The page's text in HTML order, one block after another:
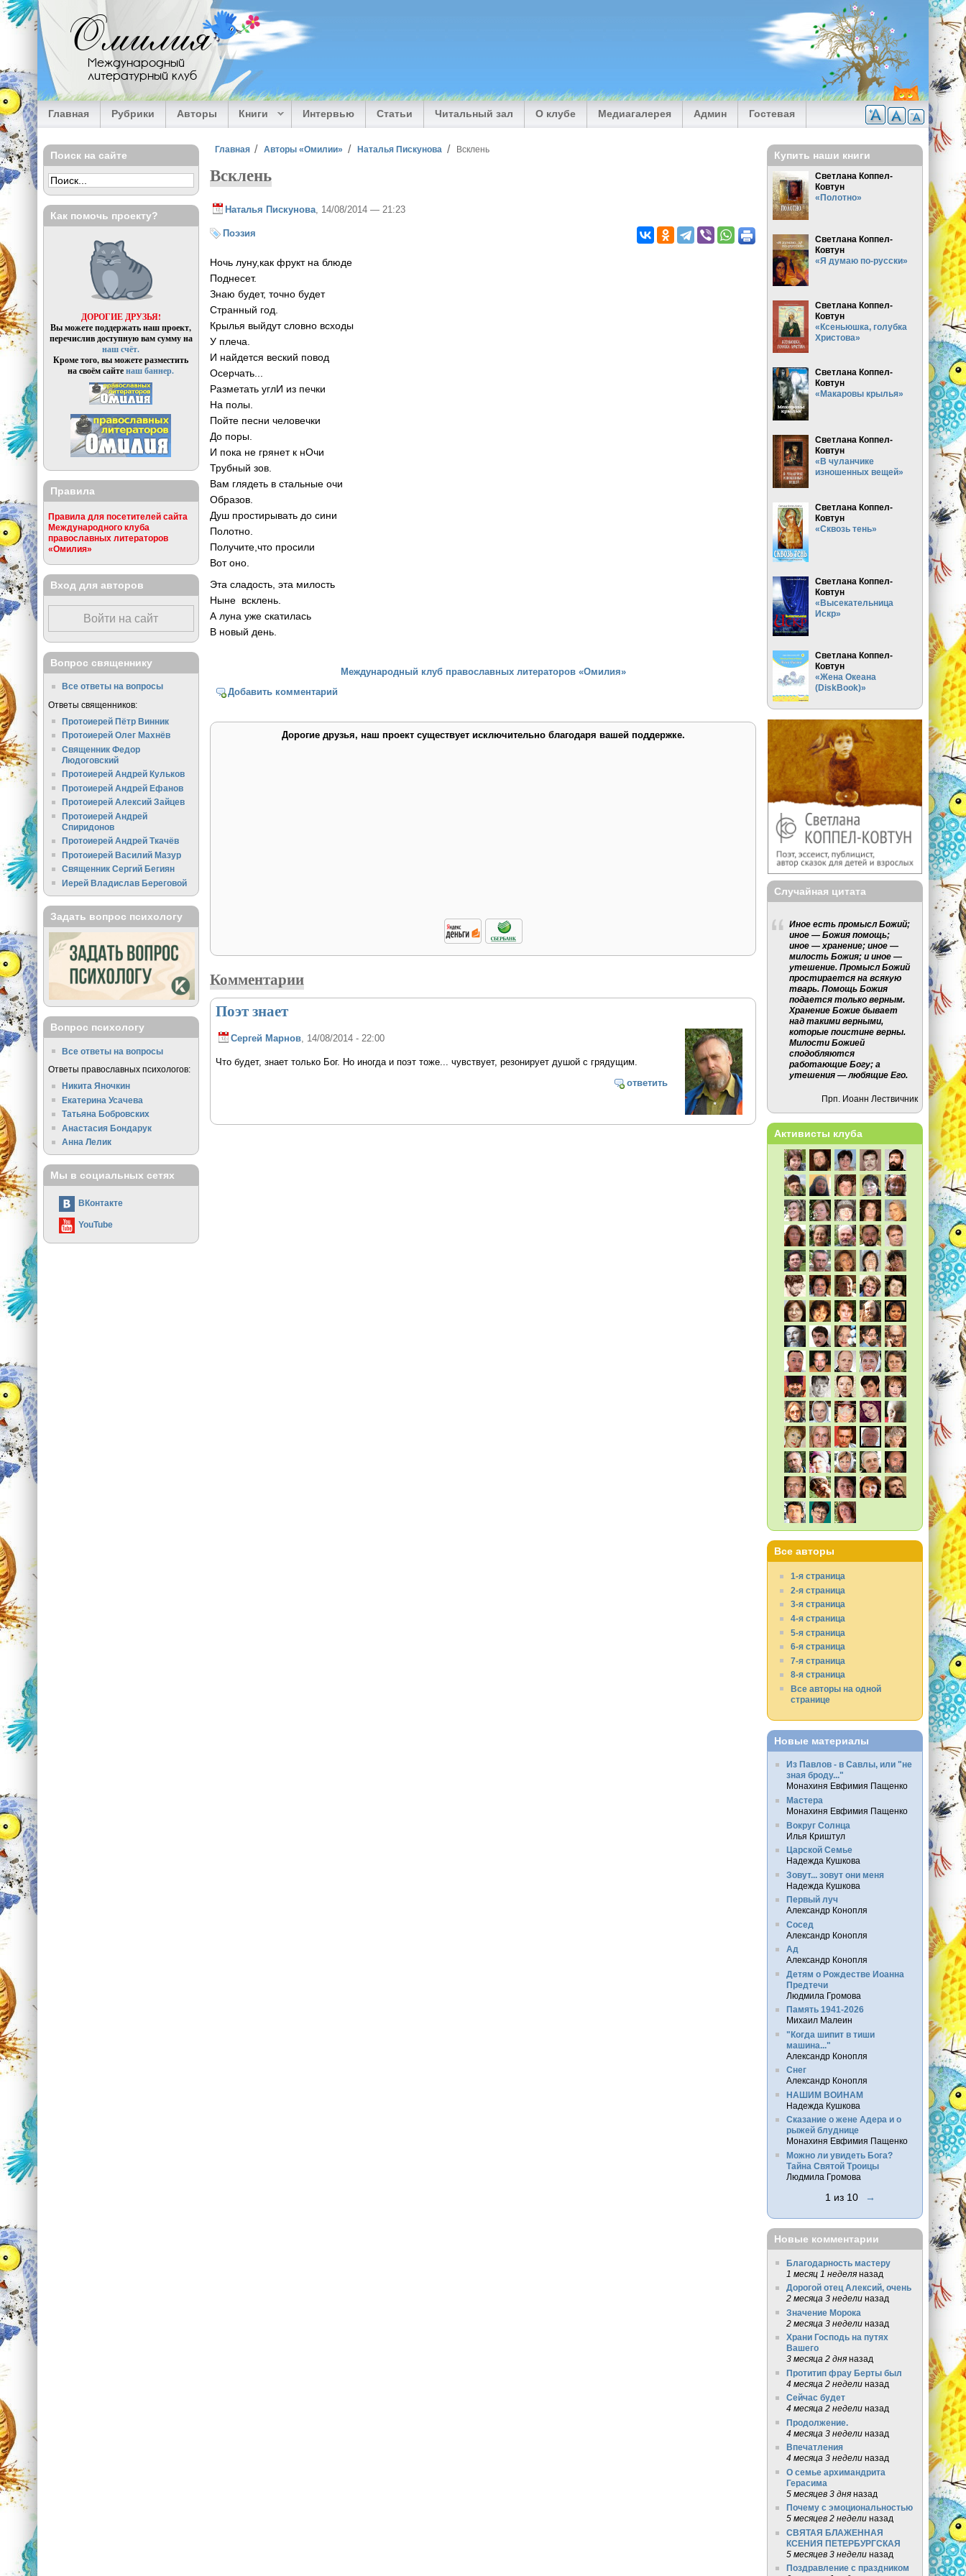
Перейти к основному содержанию
Омилия
Международный
литературный клуб
Главная Рубрики Авторы Книги Интервью Статьи Читальный зал О клубе Медиагалерея Админ Гостевая
Вы здесь
Главная Авторы «Омилии» Наталья Пискунова Всклень
Всклень
Наталья Пискунова , 14/08/2014 — 21:23
Поэзия
Ночь луну,как фрукт на блюде
Поднесет.
Знаю будет, точно будет
Странный год.
Крылья выйдут словно всходы
У плеча.
И найдется веский повод
Осерчать...
Разметать углИ из печки
На полы.
Пойте песни человечки
До поры.
И пока не грянет к нОчи
Трубный зов.
Вам глядеть в стальные очи
Образов.
Душ простирывать до сини
Полотно.
Получите,что просили
Вот оно.
Эта сладость, эта милость
Ныне всклень.
А луна уже скатилась
В новый день.
Международный клуб православных литераторов «Омилия»
Добавить комментарий
Дорогие друзья, наш проект существует исключительно благодаря вашей поддержке.
Комментарии
Поэт знает
Сергей Марнов, 14/08/2014 - 22:00
Что будет, знает только Бог. Но иногда и поэт тоже... чувствует, резонирует душой с грядущим.
ответить
Поиск на сайте
Как помочь проекту?
ДОРОГИЕ ДРУЗЬЯ!
Вы можете поддержать наш проект,
перечислив доступную вам сумму на
наш счёт.
Кроме того, вы можете разместить
на своём сайтенаш баннер.
Правила
Правила для посетителей сайта
Международного клуба
православных литераторов
«Омилия»
Вход для авторов
Войти на сайт
Вопрос священнику
Все ответы на вопросы
Ответы священников:
Протоиерей Пётр Винник
Протоиерей Олег Махнёв
Священник Федор
Людоговский
Протоиерей Андрей Кульков
Протоиерей Андрей Ефанов
Протоиерей Алексий Зайцев
Протоиерей Андрей
Спиридонов
Протоиерей Андрей Ткачёв
Протоиерей Василий Мазур
Священник Сергий Бегиян
Иерей Владислав Береговой
Задать вопрос психологу
Вопрос психологу
Все ответы на вопросы
Ответы православных психологов:
Никита Яночкин
Екатерина Усачева
Татьяна Бобровских
Анастасия Бондарук
Анна Лелик
Мы в социальных сетях
ВКонтакте
YouTube
Купить наши книги
Светлана Коппел-
Ковтун
«Полотно»
Светлана Коппел-
Ковтун
«Я думаю по-русски»
Светлана Коппел-
Ковтун
«Ксеньюшка, голубка
Христова»
Светлана Коппел-
Ковтун
«Макаровы крылья»
Светлана Коппел-
Ковтун
«В чуланчике
изношенных вещей»
Светлана Коппел-
Ковтун
«Сквозь тень»
Светлана Коппел-
Ковтун
«Высекательница
Искр»
Светлана Коппел-
Ковтун
«Жена Океана
(DiskBook)»
Случайная цитата
Иное есть промысл Божий;
иное — Божия помощь;
иное — хранение; иное —
милость Божия; и иное —
утешение. Промысл Божий
простирается на всякую
тварь. Помощь Божия
подается только верным.
Хранение Божие бывает
над такими верными,
которые поистине верны.
Милости Божией
сподобляются
работающие Богу; а
утешения — любящие Его.
Прп. Иоанн Лествичник
Активисты клуба
Все авторы
1-я страница
2-я страница
3-я страница
4-я страница
5-я страница
6-я страница
7-я страница
8-я страница
Все авторы на одной
странице
Новые материалы
Из Павлов - в Савлы, или "не
зная броду..."
Монахиня Евфимия Пащенко
Мастера
Монахиня Евфимия Пащенко
Вокруг Солнца
Илья Криштул
Царской Семье
Надежда Кушкова
Зовут... зовут они меня
Надежда Кушкова
Первый луч
Александр Конопля
Сосед
Александр Конопля
Ад
Александр Конопля
Детям о Рождестве Иоанна
Предтечи
Людмила Громова
Память 1941-2026
Михаил Малеин
"Когда шипит в тиши
машина..."
Александр Конопля
Снег
Александр Конопля
НАШИМ ВОИНАМ
Надежда Кушкова
Сказание о жене Адера и о
рыжей блуднице
Монахиня Евфимия Пащенко
Можно ли увидеть Бога?
Тайна Святой Троицы
Людмила Громова
1 из 10 →
Новые комментарии
Благодарность мастеру
1 месяц 1 неделяназад
Дорогой отец Алексий, очень
2 месяца 3 неделиназад
Значение Морока
2 месяца 3 неделиназад
Храни Господь на путях
Вашего
3 месяца 2 дняназад
Протитип фрау Берты был
4 месяца 2 неделиназад
Сейчас будет
4 месяца 2 неделиназад
Продолжение.
4 месяца 3 неделиназад
Впечатления
4 месяца 3 неделиназад
О семье архимандрита
Герасима
5 месяцев 3 дняназад
Почему с эмоциональностью
5 месяцев 2 неделиназад
СВЯТАЯ БЛАЖЕННАЯ
КСЕНИЯ ПЕТЕРБУРГСКАЯ
5 месяцев 3 неделиназад
Поздравление с праздником